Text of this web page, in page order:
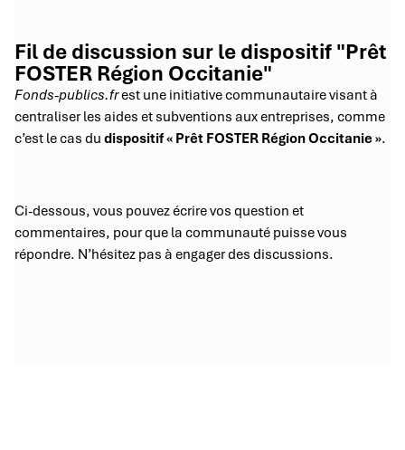
Fil de discussion sur le dispositif "Prêt
FOSTER Région Occitanie"
Fonds-publics.frest une initiative communautaire visant à
centraliser les aides et subventions aux entreprises, comme
c’est le cas du dispositif « Prêt FOSTER Région Occitanie ».
Ci-dessous, vous pouvez écrire vos question et
commentaires, pour que la communauté puisse vous
répondre. N’hésitez pas à engager des discussions.